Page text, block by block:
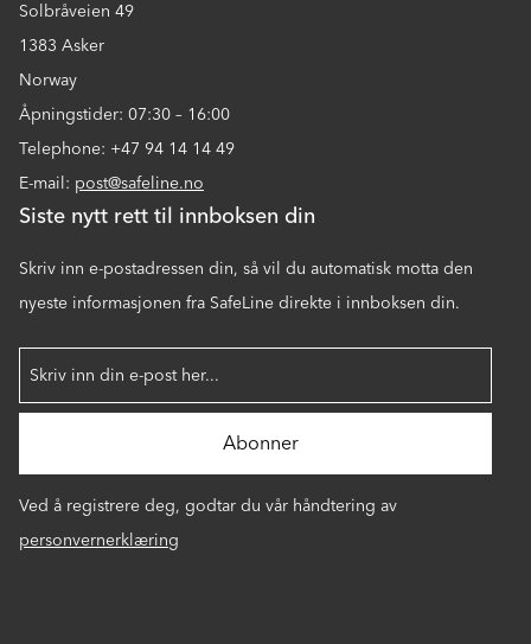
Solbråveien 49
1383 Asker
Norway
Åpningstider: 07:30 – 16:00
Telephone: +47 94 14 14 49
E-mail: post@safeline.no
Siste nytt rett til innboksen din
Skriv inn e-postadressen din, så vil du automatisk motta den
nyeste informasjonen fra SafeLine direkte i innboksen din.
Ved å registrere deg, godtar du vår håndtering av
personvernerklæring